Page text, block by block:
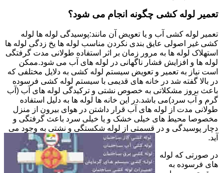
تعمیر لوله کشی چگونه انجام می شود؟
تعمیر لوله کشی آب و یا تعویض آن مانند:پوسیدگی لوله ها لوله
کشی غیر اصولی عایق بندی نکردن مناسب لوله ها یخ زدگی لوله ها
استهلاک لوله ها به مرور زمان بر اثر استفاده طولانی مدت گرفتگی
لوله ها و افزایش فشار ناگهانی در لوله های آب می شود.ممکن
است نیاز به تعمیر و تعویض سیستم لوله کشی به دلایل مختلفی که
در بالا گفته شد در خانه های قدیمی با سیستم لوله کشی فرسوده
باعث بروز مشکلاتی به خصوص نشتی و ترکیدگی لوله های آب (آب
گرم و آب سرد)می باشد.در این خانه ها لوله ها به دلیل استفاده
طولانی مدت از لوله های آب قرار داشتن در هوای بیرون از منزل
مخصوصا محیط های خیلی خشک و یا خیلی سرد باعث گرفتگی و
دچار پوسیدگی و در قسمتی از لوله شکستگی و نشتی به وجود می
آید.
در صورتی که لوله
های فرسوده به